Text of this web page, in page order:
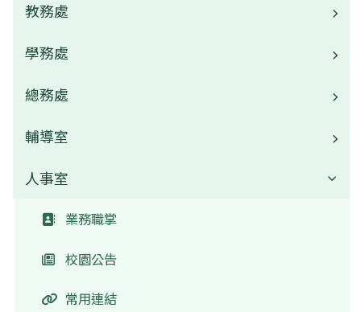
校長介紹
教務處
業務職掌
校園公告
常用連結
活動相簿
榮譽榜
行事曆
校園影音
學務處
業務職掌
校園公告
常用連結
活動相簿
榮譽榜
行事曆
總務處
業務職掌
校園公告
常用連結
活動相簿
行事曆
輔導室
業務職掌
校園公告
常用連結
活動相簿
人事室
業務職掌
校園公告
常用連結